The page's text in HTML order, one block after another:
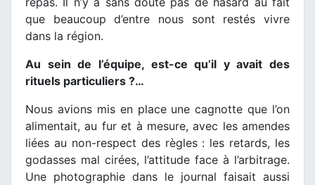
que beaucoup d’entre nous sont restés vivre
dans la région.
Au sein de l’équipe, est-ce qu’il y avait des
rituels particuliers ?…
Nous avions mis en place une cagnotte que l’on
alimentait, au fur et à mesure, avec les amendes
liées au non-respect des règles : les retards, les
godasses mal cirées, l’attitude face à l’arbitrage.
Une photographie dans le journal faisait aussi